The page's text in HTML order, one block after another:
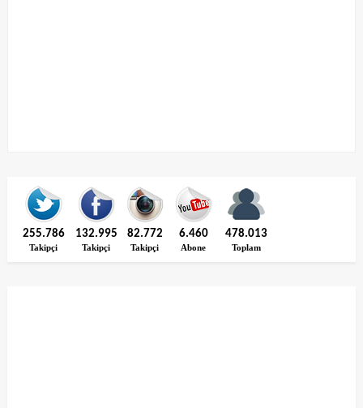
255.786
Takipçi
132.995
Takipçi
82.772
Takipçi
6.460
Abone
478.013
Toplam